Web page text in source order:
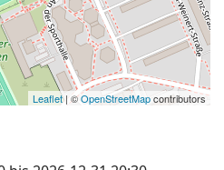
Leaflet| ©OpenStreetMapcontributors